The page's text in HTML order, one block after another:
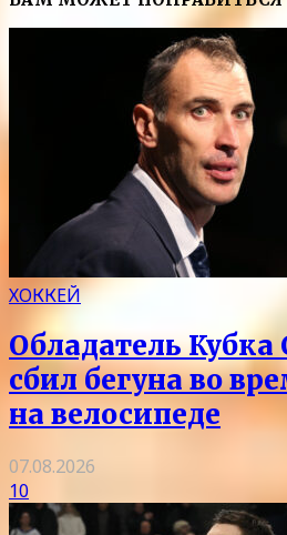
ХОККЕЙ
Обладатель Кубка
сбил бегуна во
на велосипеде
07.08.2026
10